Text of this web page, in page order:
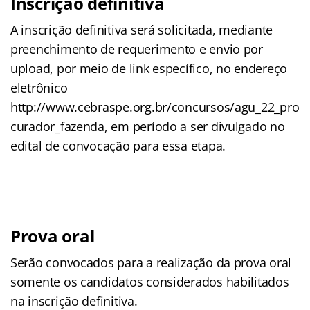
A inscrição definitiva será solicitada, mediante
preenchimento de requerimento e envio por
upload, por meio de link específico, no endereço
eletrônico
http://www.cebraspe.org.br/concursos/agu_22_pro
curador_fazenda, em período a ser divulgado no
edital de convocação para essa etapa.
Prova oral
Serão convocados para a realização da prova oral
somente os candidatos considerados habilitados
na inscrição definitiva.